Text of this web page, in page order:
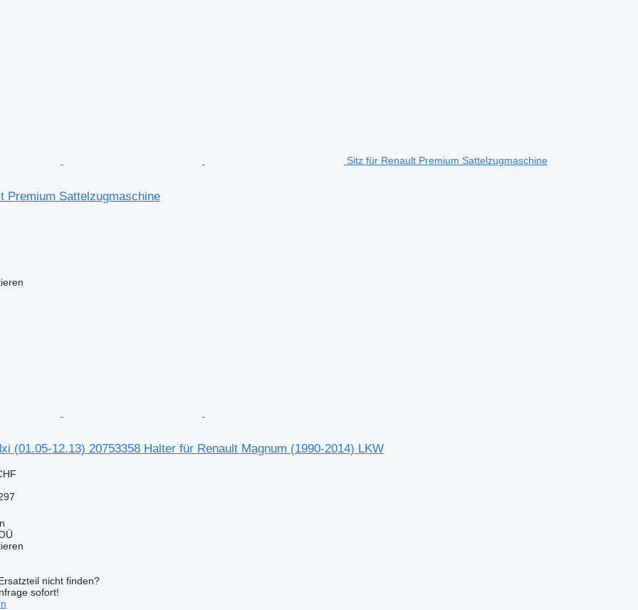
Sitz für Renault Premium Sattelzugmaschine
Premium Sattelzugmaschine
(01.05-12.13) 20753358 Halter für Renault Magnum (1990-2014) LKW
nicht finden?
sofort!